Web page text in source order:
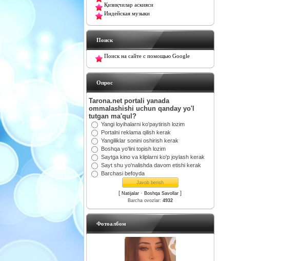
Қизиқчилар аскияси
Индейская музыки
Поиск
Поиск на сайте с помощью Google
Oпрос
Tarona.net portali yanada
ommalashishi uchun qanday yo'l
tutgan ma'qul?
Yangi loyihalarni ko'paytirish lozim
Portalni reklama qilish kerak
Yangiliklar sonini oshirish kerak
Boshqa yo'lini topish lozim
Saytga kino va kliplarni ko'p joylash kerak
Sayt shu yo'nalishda davom etishi kerak
Barchasi befoyda
[ Natijalar · Boshqa Savollar ]
Barcha ovozlar: 4932
Фотоалбом